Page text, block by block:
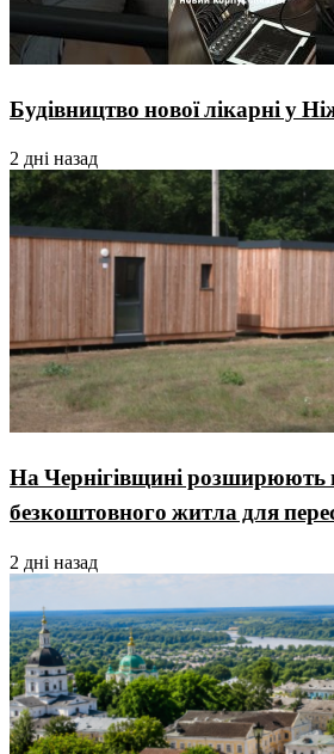
Будівництво нової лікарні у
2 дні назад
На Чернігівщині розширюють
безкоштовного житла для
2 дні назад